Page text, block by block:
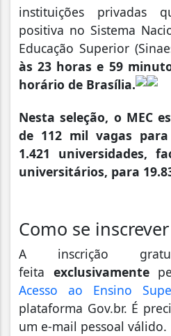
instituições privadas
positiva no Sistema
Educação Superior
às 23 horas e 59
horário de Brasília.
Nesta seleção, o MEC
de 112 mil vagas
1.421 universidades,
universitários, para
Como se inscrever
A inscrição
feita exclusivamente
Acesso ao Ensino
plataforma Gov.br. É
um e-mail pessoal válido.